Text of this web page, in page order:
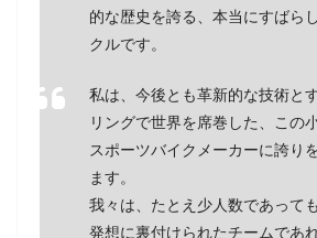
的な歴史を誇る、本当にすばら
クルです。
私は、今後とも革新的な技術と
リングで世界を席巻した、この
スポーツバイクメーカーに誇り
ます。
我々は、たとえ少人数であって
発想に裏付けられたチームであ